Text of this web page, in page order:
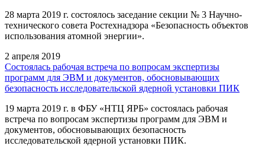
28 марта 2019 г. состоялось заседание секции № 3 Научно-
технического совета Ростехнадзора «Безопасность объектов
использования атомной энергии».
2 апреля 2019
Состоялась рабочая встреча по вопросам экспертизы
программ для ЭВМ и документов, обосновывающих
безопасность исследовательской ядерной установки ПИК
19 марта 2019 г. в ФБУ «НТЦ ЯРБ» состоялась рабочая
встреча по вопросам экспертизы программ для ЭВМ и
документов, обосновывающих безопасность
исследовательской ядерной установки ПИК.